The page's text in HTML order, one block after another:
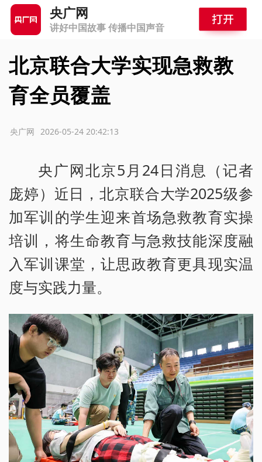
央广网
讲好中国故事 传播中国声音
北京联合大学实现急救教
育全员覆盖
2026-05-24 20:42:13
央广网
央广网北京5月24日消息（记者
庞婷）近日，北京联合大学2025级参
加军训的学生迎来首场急救教育实操
培训，将生命教育与急救技能深度融
入军训课堂，让思政教育更具现实温
度与实践力量。